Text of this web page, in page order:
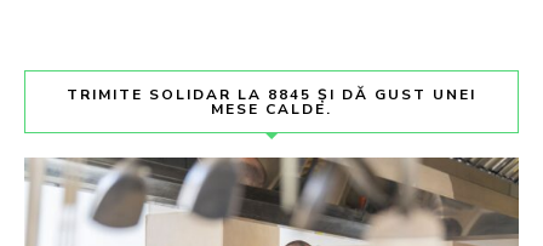
TRIMITE SOLIDAR LA 8845 ȘI DĂ GUST UNEI
MESE CALDE.